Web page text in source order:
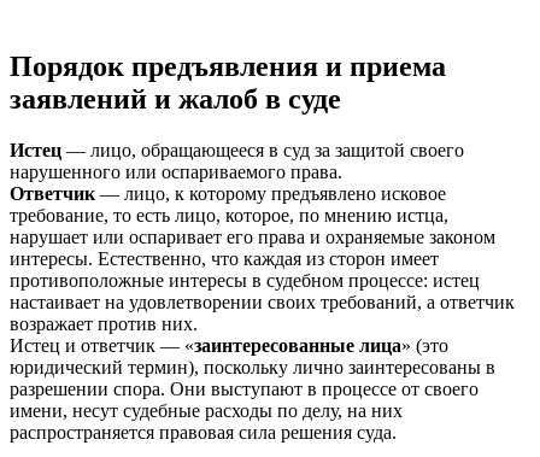
Порядок предъявления и приема
заявлений и жалоб в суде
Истец — лицо, обращающееся в суд за защитой своего
нарушенного или оспариваемого права.
Ответчик — лицо, к которому предъявлено исковое
требование, то есть лицо, которое, по мнению истца,
нарушает или оспаривает его права и охраняемые законом
интересы. Естественно, что каждая из сторон имеет
противоположные интересы в судебном процессе: истец
настаивает на удовлетворении своих требований, а ответчик
возражает против них.
Истец и ответчик — «заинтересованные лица» (это
юридический термин), поскольку лично заинтересованы в
разрешении спора. Они выступают в процессе от своего
имени, несут судебные расходы по делу, на них
распространяется правовая сила решения суда.